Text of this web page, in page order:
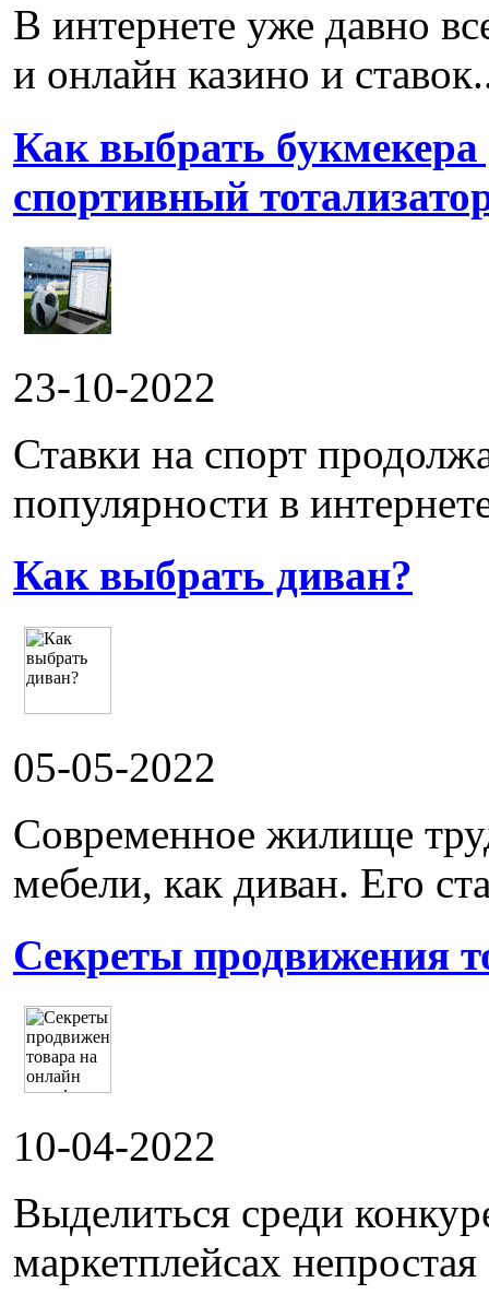
В интернете уже давно
и онлайн казино и
Как выбрать
спортивный
23-10-2022
Ставки на спорт
популярности в
Как выбрать диван?
05-05-2022
Современное жилище
мебели, как диван. Его
Секреты продвижения
10-04-2022
Выделиться среди
маркетплейсах